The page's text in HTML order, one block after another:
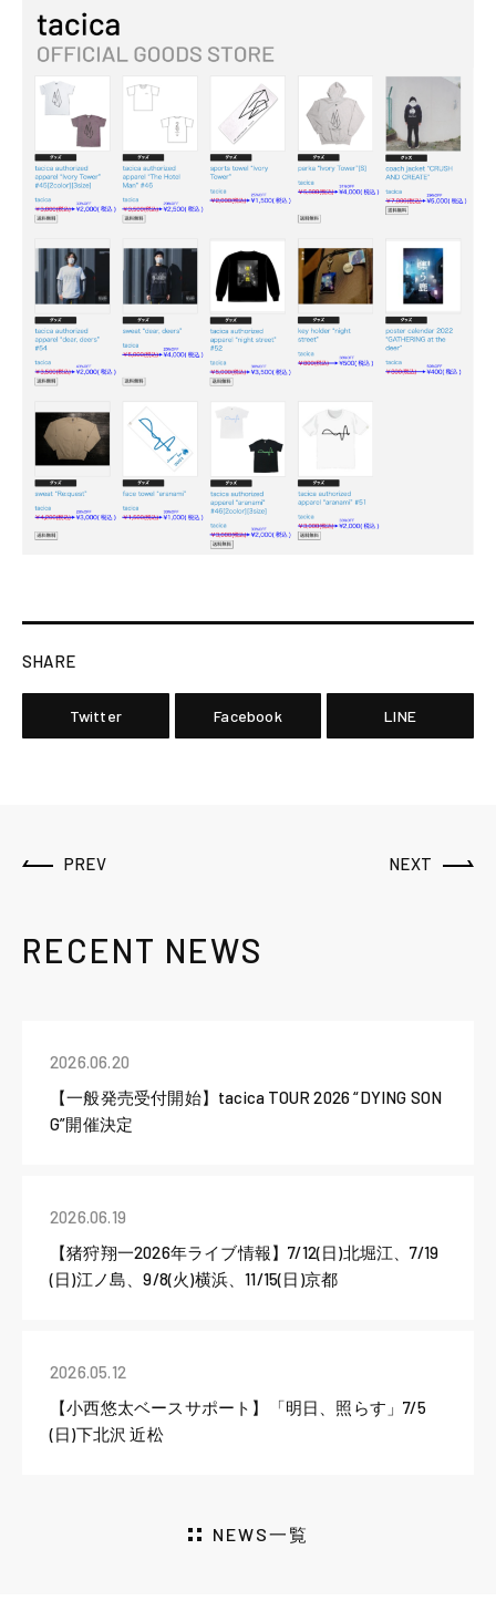
SHARE
Twitter Facebook LINE
PREV NEXT
RECENT NEWS
2026.06.20
【一般発売受付開始】tacica TOUR 2026 “DYING SON
G”開催決定
2026.06.19
【猪狩翔一2026年ライブ情報】7/12(日)北堀江、7/19
(日)江ノ島、9/8(火)横浜、11/15(日)京都
2026.05.12
【小西悠太ベースサポート】「明日、照らす」7/5
(日)下北沢 近松
NEWS一覧